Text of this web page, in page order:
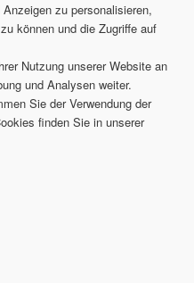
zu personalisieren,
können und die Zugriffe auf
Nutzung unserer Website an
und Analysen weiter.
Sie der Verwendung der
finden Sie in unserer